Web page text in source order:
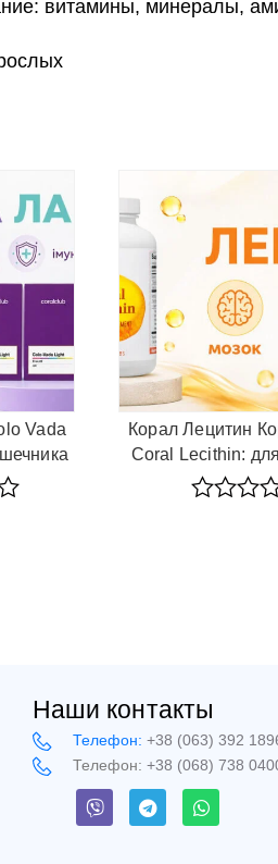
витамины, минералы,
Vada
Корал Лецитин
Coral Lecithin:
Наши контакты
Телефон: +38 (063) 392
Телефон: +38 (068) 738